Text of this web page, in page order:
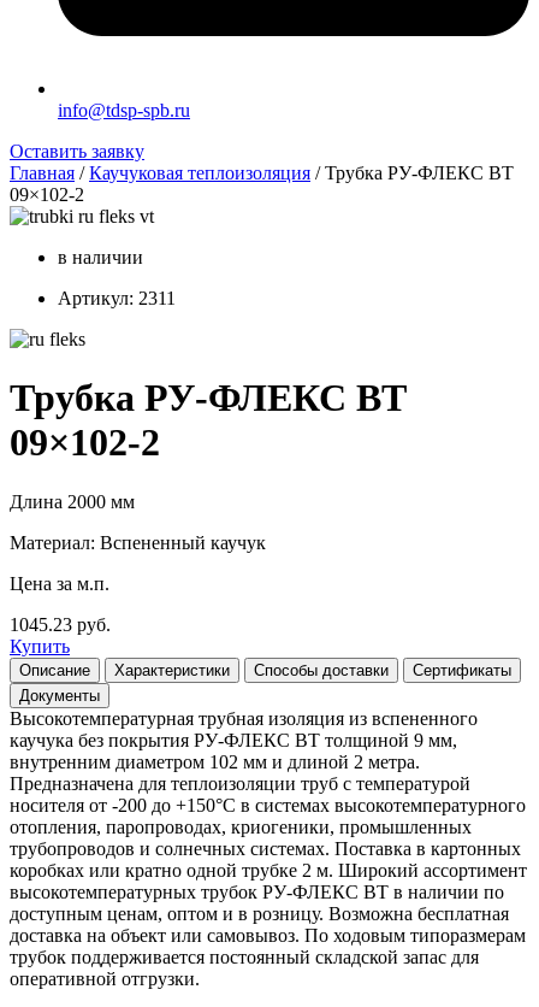
info@tdsp-spb.ru
Оставить заявку
Главная /Каучуковая теплоизоляция / Трубка РУ-ФЛЕКС ВТ
09×102-2
в наличии
Артикул: 2311
Трубка РУ-ФЛЕКС ВТ
09×102-2
Длина 2000 мм
Материал: Вспененный каучук
Цена за м.п.
1045.23 руб.
Купить
Описание Характеристики Способы доставки
Сертификаты
Документы
Высокотемпературная трубная изоляция из вспененного
каучука без покрытия РУ-ФЛЕКС ВТ толщиной 9 мм,
внутренним диаметром 102 мм и длиной 2 метра.
Предназначена для теплоизоляции труб с температурой
носителя от -200 до +150°С в системах высокотемпературного
отопления, паропроводах, криогеники, промышленных
трубопроводов и солнечных системах. Поставка в картонных
коробках или кратно одной трубке 2 м. Широкий ассортимент
высокотемпературных трубок РУ-ФЛЕКС ВТ в наличии по
доступным ценам, оптом и в розницу. Возможна бесплатная
доставка на объект или самовывоз. По ходовым типоразмерам
трубок поддерживается постоянный складской запас для
оперативной отгрузки.